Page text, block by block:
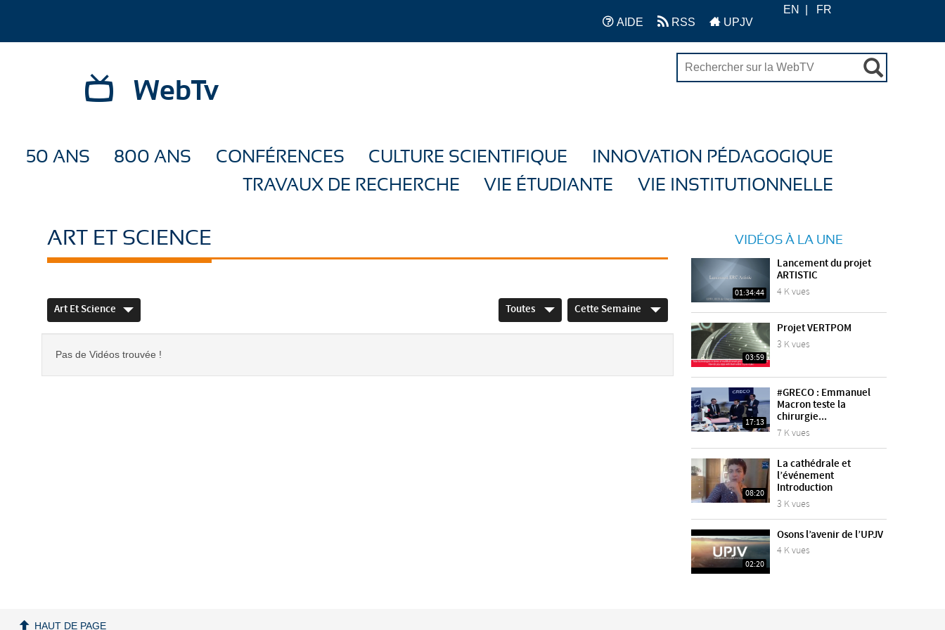
AIDE RSS UPJV
EN FR
WebTv
50 ANS 800 ANS CONFÉRENCES CULTURE SCIENTIFIQUE
INNOVATION PÉDAGOGIQUE
TRAVAUX DE RECHERCHE
VIE ÉTUDIANTE VIE INSTITUTIONNELLE
ART ET SCIENCE
Art Et Science Toutes Cette Semaine
Pas de Vidéos trouvée !
VIDÉOS À LA UNE
01:34:44
Lancement du projet
ARTISTIC
4 K vues
03:59
Projet VERTPOM
3 K vues
17:13
#GRECO : Emmanuel
Macron teste la
chirurgie...
7 K vues
08:20
La cathédrale et
l’événement
Introduction
3 K vues
02:20
Osons l’avenir de l’UPJV
4 K vues
HAUT DE PAGE